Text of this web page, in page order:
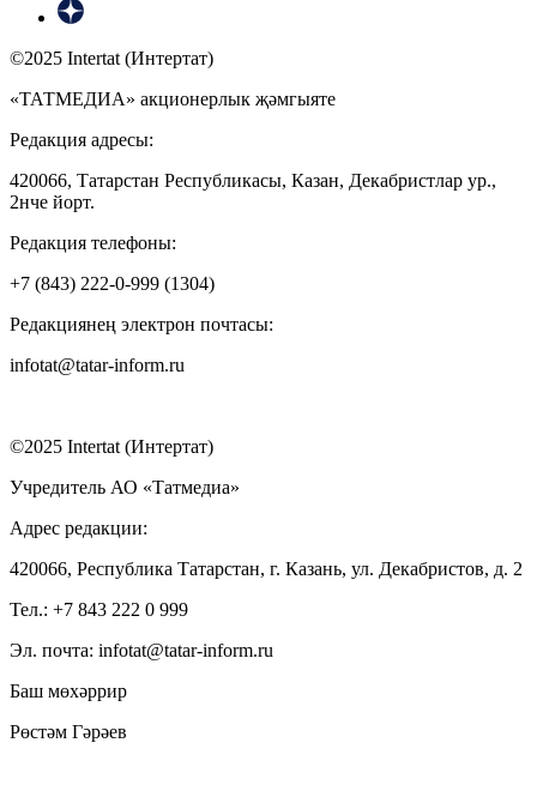
©2025 Intertat (Интертат)
«ТАТМЕДИА» акционерлык җәмгыяте
Редакция адресы:
420066, Татарстан Республикасы, Казан, Декабристлар ур.,
2нче йорт.
Редакция телефоны:
+7 (843) 222-0-999 (1304)
Редакциянең электрон почтасы:
infotat@tatar-inform.ru
©2025 Intertat (Интертат)
Учредитель АО «Татмедиа»
Адрес редакции:
420066, Республика Татарстан, г. Казань, ул. Декабристов, д. 2
Тел.: +7 843 222 0 999
Эл. почта: infotat@tatar-inform.ru
Баш мөхәррир
Рөстәм Гәрәев